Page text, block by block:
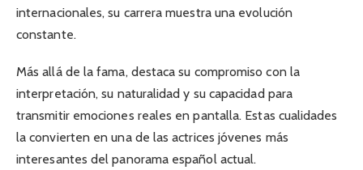
internacionales, su carrera muestra una evolución
constante.
Más allá de la fama, destaca su compromiso con la
interpretación, su naturalidad y su capacidad para
transmitir emociones reales en pantalla. Estas cualidades
la convierten en una de las actrices jóvenes más
interesantes del panorama español actual.